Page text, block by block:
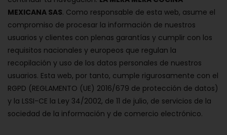
MEXICANA SAS. Como responsable de esta web, asume el
compromiso de procesar la información de nuestros
usuarios y clientes con plenas garantías y cumplir con los
requisitos nacionales y europeos que regulan la
recopilación y uso de los datos personales de nuestros
usuarios. Esta web, por tanto, cumple rigurosamente con el
RGPD (REGLAMENTO (UE) 2016/679 de protección de datos)
y la LSSI-CE la Ley 34/2002, de 11 de julio, de servicios de la
sociedad de la información y de comercio electrónico.